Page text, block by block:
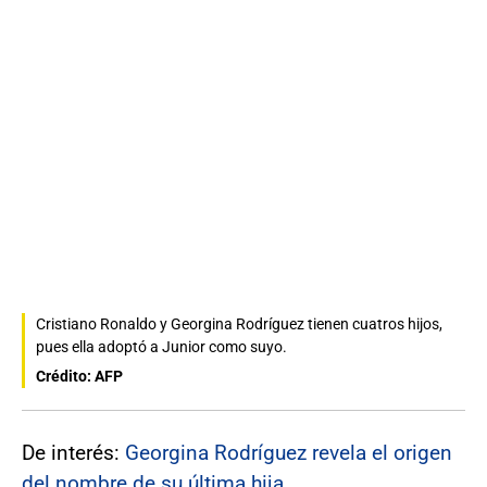
Cristiano Ronaldo y Georgina Rodríguez tienen cuatros hijos,
pues ella adoptó a Junior como suyo.
Crédito: AFP
De interés: Georgina Rodríguez revela el origen